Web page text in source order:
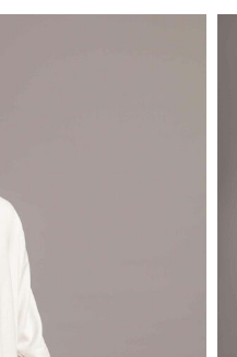
“kottan” stitches and
the skills of Egyptian